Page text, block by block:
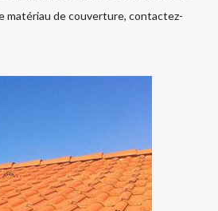
de couverture, contactez-